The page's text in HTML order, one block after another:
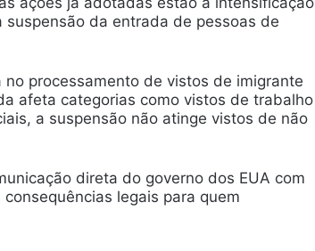
da entrada de pessoas de
processamento de vistos de imigrante
afeta categorias como vistos de trabalho
a suspensão não atinge vistos de não
direta do governo dos EUA com
legais para quem